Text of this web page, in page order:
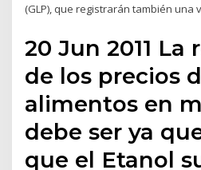
(GLP), que registrarán también una
20 Jun 2011 La
de los precios
alimentos en
debe ser ya
que el Etanol